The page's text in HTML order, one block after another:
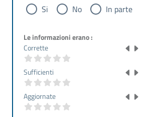
Si No In parte
Le informazioni erano :
Corrette
Sufficienti
Aggiornate